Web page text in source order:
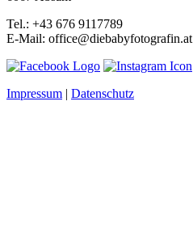
Tel.: +43 676 9117789
E-Mail: office@diebabyfotografin.at
Impressum | Datenschutz